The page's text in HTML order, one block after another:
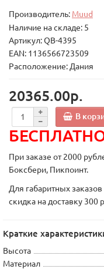
Производитель: Muud
Наличие на складе: 5
Артикул: QB-4395
EAN: 1136566723509
Расположение: Дания
20365.00р.
В
При заказе от 2000
Боксбери, Пикпоинт.
Для габаритных
скидка на доставку 300
Краткие
Высота
Материал